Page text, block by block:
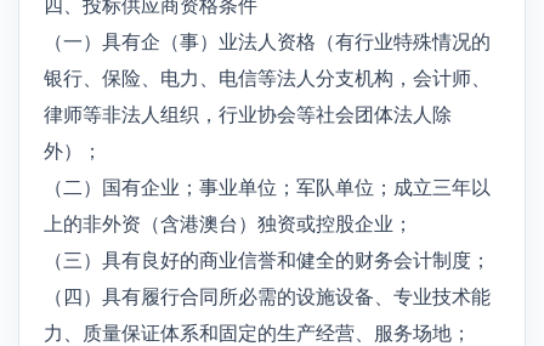
（一）具有企（事）业法人资格（有行业特殊情况的
银行、保险、电力、电信等法人分支机构，会计师、
律师等非法人组织，行业协会等社会团体法人除
外）；
（二）国有企业；事业单位；军队单位；成立三年以
上的非外资（含港澳台）独资或控股企业；
（三）具有良好的商业信誉和健全的财务会计制度；
（四）具有履行合同所必需的设施设备、专业技术能
力、质量保证体系和固定的生产经营、服务场地；